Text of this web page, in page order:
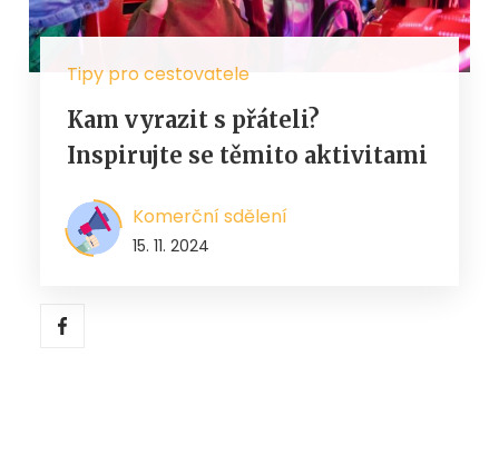
Tipy pro cestovatele
Kam vyrazit s přáteli?
Inspirujte se těmito aktivitami
Komerční sdělení
15. 11. 2024